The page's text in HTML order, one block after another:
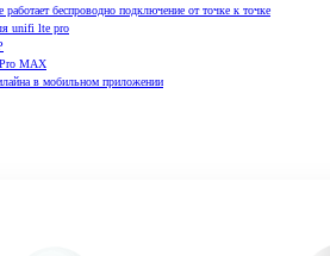
беспроводно подключение от точке к точке
unifi lte pro
MAX
в мобильном приложении